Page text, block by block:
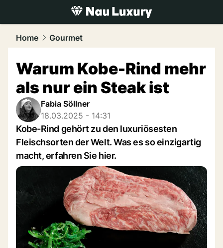
luxury.NAU.ch
Home Gourmet
Warum Kobe-Rind mehr
als nur ein Steak ist
Fabia Söllner
18.03.2025 - 14:31
Kobe-Rind gehört zu den luxuriösesten
Fleischsorten der Welt. Was es so einzigartig
macht, erfahren Sie hier.